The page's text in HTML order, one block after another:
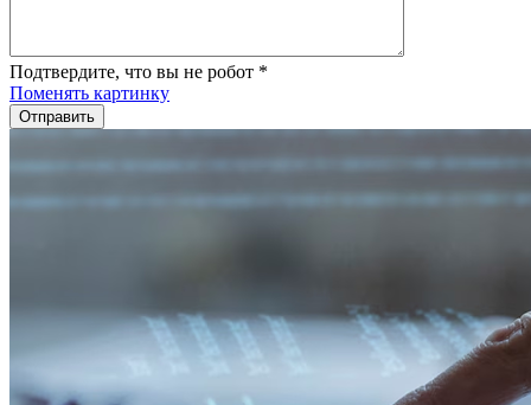
Подтвердите, что вы не робот *
Поменять картинку